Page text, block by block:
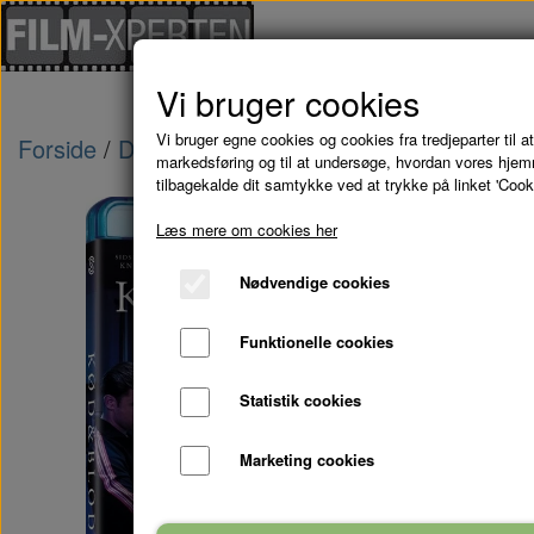
Forside Danske Film KØD OG BLOD
Vi bruger cookies
Vi bruger egne cookies og cookies fra tredjeparter til
markedsføring og til at undersøge, hvordan vores
tilbagekalde dit samtykke ved at trykke på linket
Læs mere om cookies her
Nødvendige cookies
Funktionelle cookies
Statistik cookies
Marketing cookies